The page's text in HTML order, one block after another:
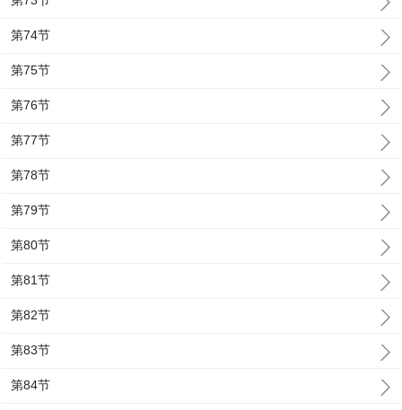
第74节
第75节
第76节
第77节
第78节
第79节
第80节
第81节
第82节
第83节
第84节